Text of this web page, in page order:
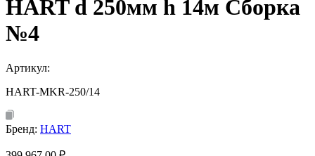
HART d 250мм h 14м Сборка
№4
Артикул:
HART-MKR-250/14
Бренд: HART